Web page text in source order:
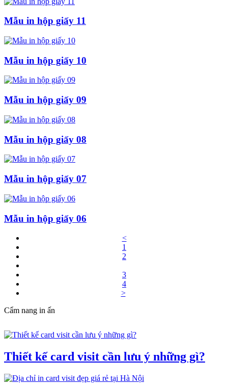
Mẫu in hộp giấy 11
Mẫu in hộp giấy 10
Mẫu in hộp giấy 09
Mẫu in hộp giấy 08
Mẫu in hộp giấy 07
Mẫu in hộp giấy 06
<
1
2
3
4
>
Cẩm nang in ấn
Thiết kế card visit cần lưu ý những gì?